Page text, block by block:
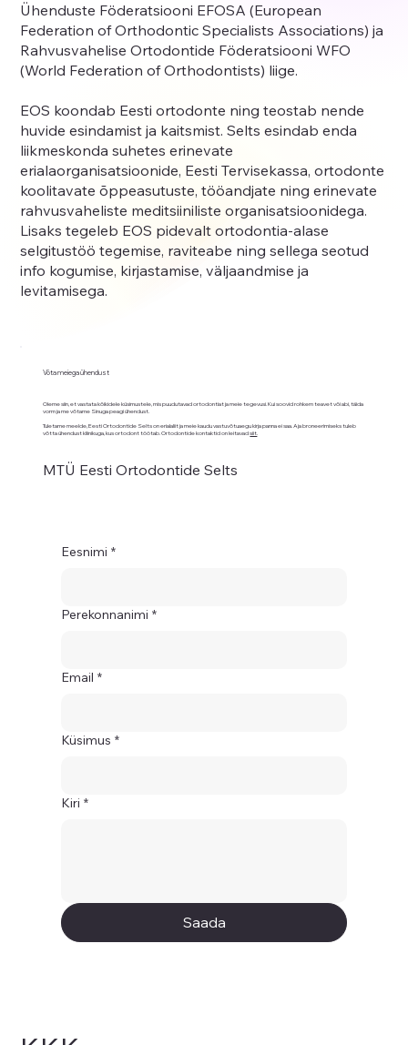
Ühenduste Föderatsiooni EFOSA (European
Federation of Orthodontic Specialists Associations) ja
Rahvusvahelise Ortodontide Föderatsiooni WFO
(World Federation of Orthodontists) liige.
EOS koondab Eesti ortodonte ning teostab nende
huvide esindamist ja kaitsmist. Selts esindab enda
liikmeskonda suhetes erinevate
erialaorganisatsioonide, Eesti Tervisekassa, ortodonte
koolitavate õppeasutuste, tööandjate ning erinevate
rahvusvaheliste meditsiiniliste organisatsioonidega.
Lisaks tegeleb EOS pidevalt ortodontia-alase
selgitustöö tegemise, raviteabe ning sellega seotud
info kogumise, kirjastamise, väljaandmise ja
levitamisega.
Võta meiega ühendust
Oleme siin, et vastata kõikidele küsimustele, mis puudutavad ortodontiat ja meie tegevusi. Kui soovid rohkem teavet või abi, täida
vorm ja me võtame Sinuga peagi ühendust.
Tuletame meelde, Eesti Ortodontide Selts on erialaliit ja meie kaudu vastuvõtuaegu kirja panna ei saa. Aja broneerimiseks tuleb
võtta ühendust kliinikuga, kus ortodont töötab. Ortodontide kontaktid on leitavadsiit.
MTÜ Eesti Ortodontide Selts
Eesnimi *
Perekonnanimi *
Email *
Küsimus *
Kiri *
Saada